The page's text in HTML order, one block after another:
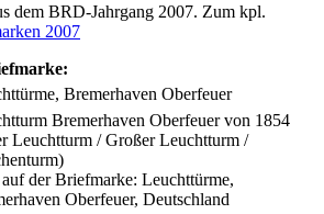
dem BRD-Jahrgang 2007. Zum kpl.
2007
Bremerhaven Oberfeuer
Bremerhaven Oberfeuer von 1854
Leuchtturm / Großer Leuchtturm /
der Briefmarke: Leuchttürme,
Oberfeuer, Deutschland